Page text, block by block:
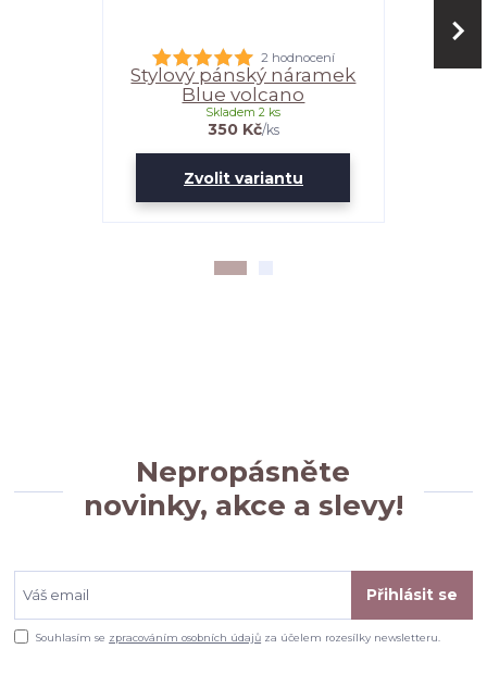
2 hodnocení
Stylový pánský náramek
Blue volcano
350 Kč/ks
Skladem 2 ks
Zvolit variantu
Nepropásněte
novinky, akce a slevy!
Přihlásit se
Souhlasím se zpracováním osobních údajů za účelem rozesílky newsletteru.